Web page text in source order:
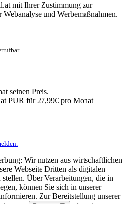
mit Ihrer Zustimmung zur
und Werbemaßnahmen.
seinen Preis.
PUR für 27,99€ pro Monat
Wir nutzen aus wirtschaftlichen
Webseite Dritten als digitalen
Über Verarbeitungen, die in
können Sie sich in unserer
Zur Bereitstellung unserer
von
Partnern (5)
. Zwecke: